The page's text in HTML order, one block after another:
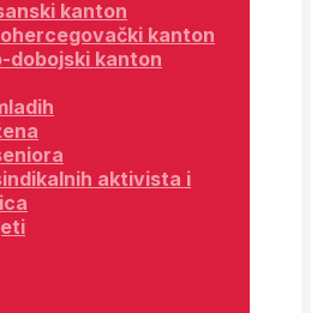
kanton
kanton
dobojski kanton
aktivista i